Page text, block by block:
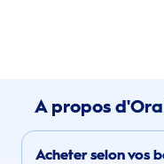
A propos
Acheter selon vos